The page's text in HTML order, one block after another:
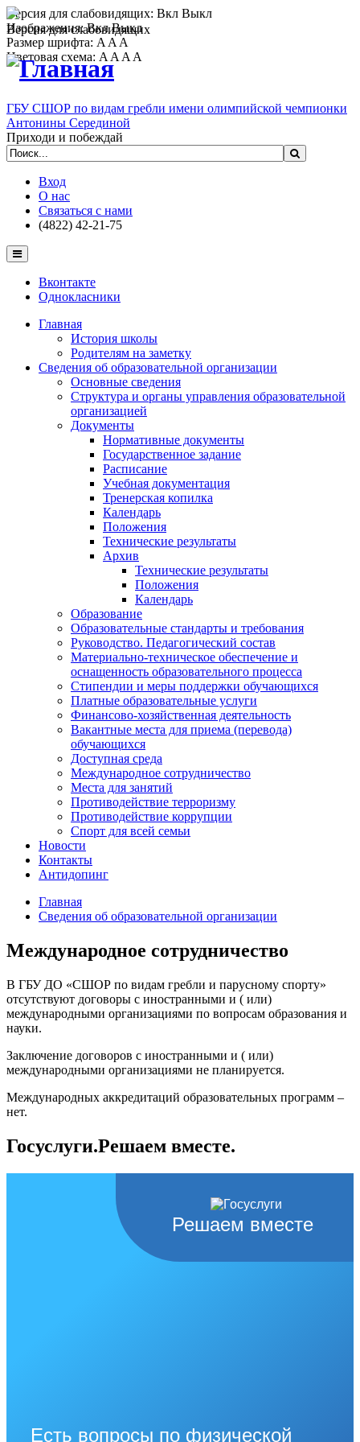
Версия для слабовидящих: Вкл Выкл
Изображения:Вкл Выкл
Размер шрифта: A A A
Цветовая схема: A A A A
Версия для слабовидящих
ГБУ СШОР по видам гребли имени олимпийской чемпионки
Антонины Серединой
Приходи и побеждай
Вход
О нас
Связаться с нами
(4822) 42-21-75
Вконтакте
Однокласники
Главная
История школы
Родителям на заметку
Сведения об образовательной организации
Основные сведения
Структура и органы управления образовательной
организацией
Документы
Нормативные документы
Государственное задание
Расписание
Учебная документация
Тренерская копилка
Календарь
Положения
Технические результаты
Архив
Технические результаты
Положения
Календарь
Образование
Образовательные стандарты и требования
Руководство. Педагогический состав
Материально-техническое обеспечение и
оснащенность образовательного процесса
Стипендии и меры поддержки обучающихся
Платные образовательные услуги
Финансово-хозяйственная деятельность
Вакантные места для приема (перевода)
обучающихся
Доступная среда
Международное сотрудничество
Места для занятий
Противодействие терроризму
Противодействие коррупции
Спорт для всей семьи
Новости
Контакты
Антидопинг
Главная
Сведения об образовательной организации
Международное сотрудничество
В ГБУ ДО «СШОР по видам гребли и парусному спорту»
отсутствуют договоры с иностранными и ( или)
международными организациями по вопросам образования и
науки.
Заключение договоров с иностранными и ( или)
международными организациями не планируется.
Международных аккредитаций образовательных программ –
нет.
Госуслуги.Решаем вместе.
Решаем вместе
Есть вопросы по физической